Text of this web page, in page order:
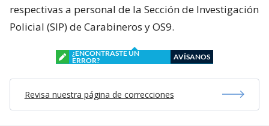
respectivas a personal de la Sección de Investigación
Policial (SIP) de Carabineros y OS9.
¿ENCONTRASTE UN
ERROR?
AVÍSANOS
Revisa nuestra página de correcciones